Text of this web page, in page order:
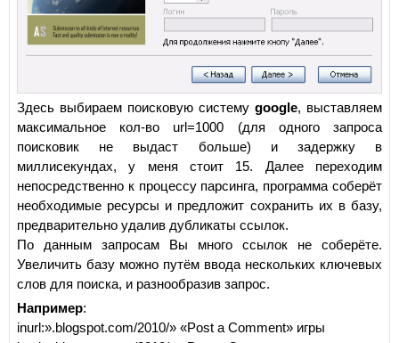
Здесь выбираем поисковую систему google, выставляем
максимальное кол-во url=1000 (для одного запроса
поисковик не выдаст больше) и задержку в
миллисекундах, у меня стоит 15. Далее переходим
непосредственно к процессу парсинга, программа соберёт
необходимые ресурсы и предложит сохранить их в базу,
предварительно удалив дубликаты ссылок.
По данным запросам Вы много ссылок не соберёте.
Увеличить базу можно путём ввода нескольких ключевых
слов для поиска, и разнообразив запрос.
Например:
inurl:».blogspot.com/2010/» «Post a Comment» игры